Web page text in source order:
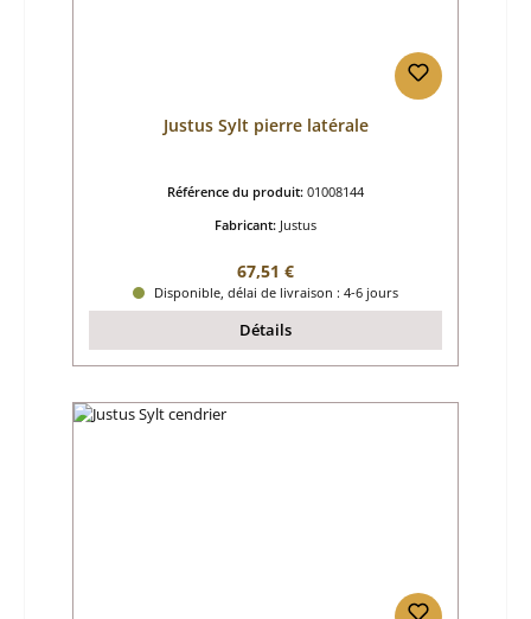
Justus Sylt pierre latérale
Référence du produit: 01008144
Fabricant: Justus
Prix régulier :
67,51 €
Disponible, délai de livraison : 4-6 jours
Détails